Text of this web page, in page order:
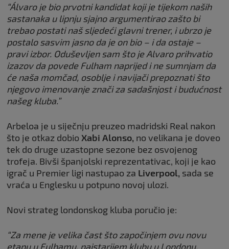
“Álvaro je bio prvotni kandidat koji je tijekom naših
sastanaka u lipnju sjajno argumentirao zašto bi
trebao postati naš sljedeći glavni trener, i ubrzo je
postalo sasvim jasno da je on bio – i da ostaje –
pravi izbor. Oduševljen sam što je Alvaro prihvatio
izazov da povede Fulham naprijed i ne sumnjam da
će naša momčad, osoblje i navijači prepoznati što
njegovo imenovanje znači za sadašnjost i budućnost
našeg kluba.”
Arbeloa je u siječnju preuzeo madridski Real nakon
što je otkaz dobio Xabi Alonso, no velikana je doveo
tek do druge uzastopne sezone bez osvojenog
trofeja. Bivši španjolski reprezentativac, koji je kao
igrač u Premier ligi nastupao za Liverpool, sada se
vraća u Englesku u potpuno novoj ulozi.
Novi strateg londonskog kluba poručio je:
“Za mene je velika čast što započinjem ovu novu
etapu u Fulhamu, najstarijem klubu u Londonu.